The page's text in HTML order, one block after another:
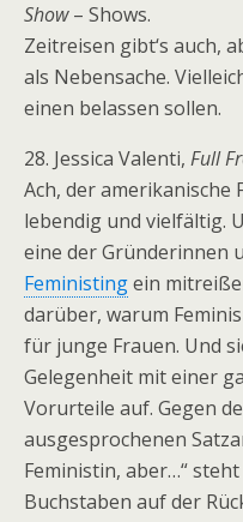
Show– Shows.
Zeitreisen gibt‘s auch,
als Nebensache.
einen belassen sollen.
28. Jessica Valenti, Full
Ach, der amerikanische
lebendig und vielfältig.
eine der Gründerinnen
Feministingein
darüber, warum
für junge Frauen. Und
Gelegenheit mit einer
Vorurteile auf. Gegen
ausgesprochenen
Feministin, aber…“
Buchstaben auf der